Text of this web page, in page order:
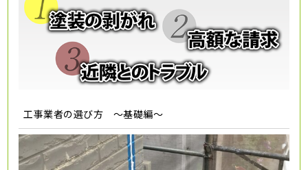
工事業者の選び方 ～基礎編～